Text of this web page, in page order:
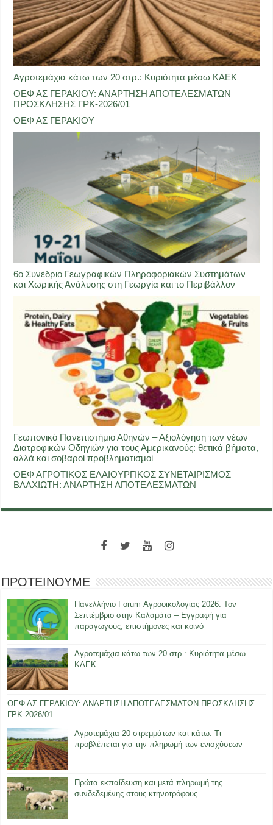
Αγροτεμάχια κάτω των 20 στρ.: Κυριότητα μέσω ΚΑΕΚ
ΟΕΦ ΑΣ ΓΕΡΑΚΙΟΥ: ΑΝΑΡΤΗΣΗ ΑΠΟΤΕΛΕΣΜΑΤΩΝ
ΠΡΟΣΚΛΗΣΗΣ ΓΡΚ-2026/01
ΟΕΦ ΑΣ ΓΕΡΑΚΙΟΥ
6ο Συνέδριο Γεωγραφικών Πληροφοριακών Συστημάτων
και Χωρικής Ανάλυσης στη Γεωργία και το Περιβάλλον
Γεωπονικό Πανεπιστήμιο Αθηνών – Αξιολόγηση των νέων
Διατροφικών Οδηγιών για τους Αμερικανούς: θετικά βήματα,
αλλά και σοβαροί προβληματισμοί
ΟΕΦ ΑΓΡΟΤΙΚΟΣ ΕΛΑΙΟΥΡΓΙΚΟΣ ΣΥΝΕΤΑΙΡΙΣΜΟΣ
ΒΛΑΧΙΩΤΗ: ΑΝΑΡΤΗΣΗ ΑΠΟΤΕΛΕΣΜΑΤΩΝ
ΠΡΟΤΕΙΝΟΥΜΕ
Πανελλήνιο Forum Αγροοικολογίας 2026: Τον
Σεπτέμβριο στην Καλαμάτα – Εγγραφή για
παραγωγούς, επιστήμονες και κοινό
Αγροτεμάχια κάτω των 20 στρ.: Κυριότητα μέσω
ΚΑΕΚ
ΟΕΦ ΑΣ ΓΕΡΑΚΙΟΥ: ΑΝΑΡΤΗΣΗ ΑΠΟΤΕΛΕΣΜΑΤΩΝ ΠΡΟΣΚΛΗΣΗΣ
ΓΡΚ-2026/01
Αγροτεμάχια 20 στρεμμάτων και κάτω: Τι
προβλέπεται για την πληρωμή των ενισχύσεων
Πρώτα εκπαίδευση και μετά πληρωμή της
συνδεδεμένης στους κτηνοτρόφους